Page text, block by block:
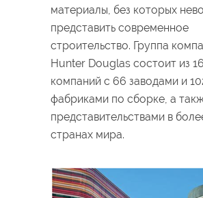
материалы, без которых
представить современное
строительство. Группа
Hunter Douglas состоит из
компаний с 66 заводами и
фабриками по сборке, а
представительствами в
странах мира.